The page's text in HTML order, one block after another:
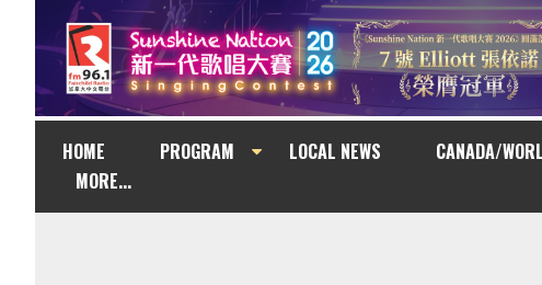
HOME PROGRAM LOCAL NEWS CANADA/
MORE...